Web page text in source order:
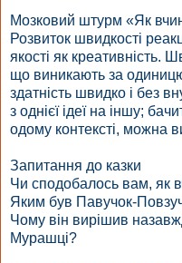
Мозковий штурм «Як
Розвиток швидкості
якості як креативність.
що виникають за
здатність швидко і без
з однієї ідеї на іншу;
одому контексті, можна
Запитання до казки
Чи сподобалось вам, як
Яким був Павучок-
Чому він вирішив
Мурашці?